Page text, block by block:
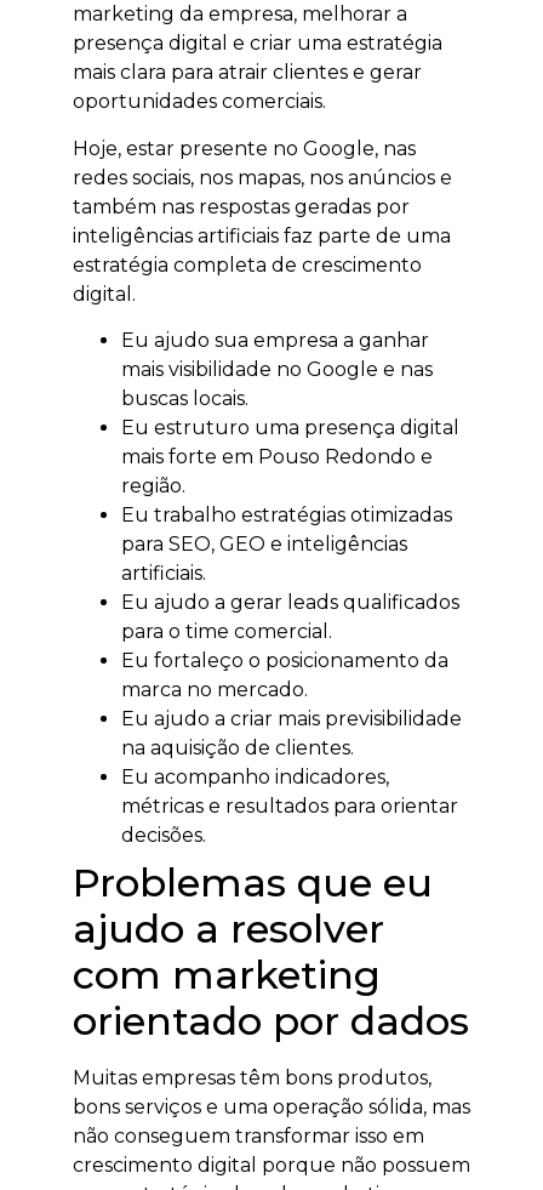
marketing da empresa, melhorar a
presença digital e criar uma estratégia
mais clara para atrair clientes e gerar
oportunidades comerciais.
Hoje, estar presente no Google, nas
redes sociais, nos mapas, nos anúncios e
também nas respostas geradas por
inteligências artificiais faz parte de uma
estratégia completa de crescimento
digital.
Eu ajudo sua empresa a ganhar
mais visibilidade no Google e nas
buscas locais.
Eu estruturo uma presença digital
mais forte em Pouso Redondo e
região.
Eu trabalho estratégias otimizadas
para SEO, GEO e inteligências
artificiais.
Eu ajudo a gerar leads qualificados
para o time comercial.
Eu fortaleço o posicionamento da
marca no mercado.
Eu ajudo a criar mais previsibilidade
na aquisição de clientes.
Eu acompanho indicadores,
métricas e resultados para orientar
decisões.
Problemas que eu
ajudo a resolver
com marketing
orientado por dados
Muitas empresas têm bons produtos,
bons serviços e uma operação sólida, mas
não conseguem transformar isso em
crescimento digital porque não possuem